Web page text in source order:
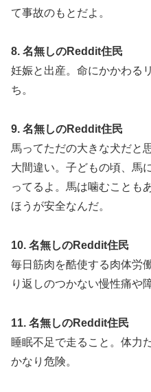
て事故のもとだよ。
8. 名無しのReddit住民
妊娠と出産。命にかかわる
ち。
9. 名無しのReddit住民
馬ってただの大きな犬だと
大間違い。子どもの頃、馬
ってるよ。馬は噛むことも
ほうが安全なんだ。
10. 名無しのReddit住民
毎日筋肉を酷使する肉体労
り返しのつかない慢性痛や
11. 名無しのReddit住民
睡眠不足で走ること。体力
かなり危険。